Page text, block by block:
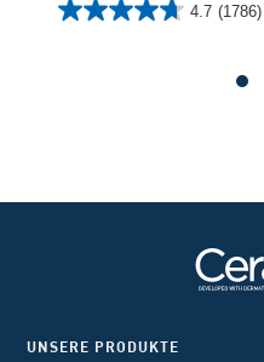
4.7 (1786)
4.7
UNSERE PRODUKTE